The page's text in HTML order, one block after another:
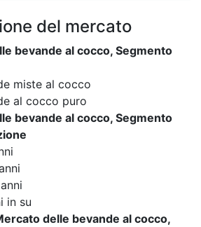
del mercato
bevande al cocco, Segmento
miste al cocco
al cocco puro
bevande al cocco, Segmento
in su
delle bevande al cocco,